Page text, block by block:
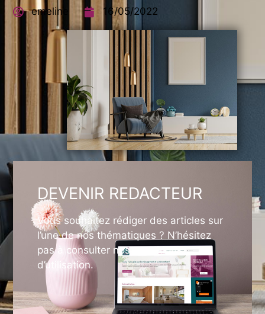
emeline 16/05/2022
DEVENIR REDACTEUR
Vous souhaitez rédiger des articles sur
l’une de nos thématiques ? N’hésitez
pas à consulter nos conditions
d’utilisation.